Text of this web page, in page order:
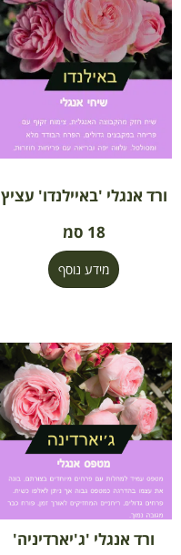
ורד אנגלי 'באיילנדו' עציץ
18 סמ
מידע נוסף
ורד אנגלי 'ג'יארדיניה'